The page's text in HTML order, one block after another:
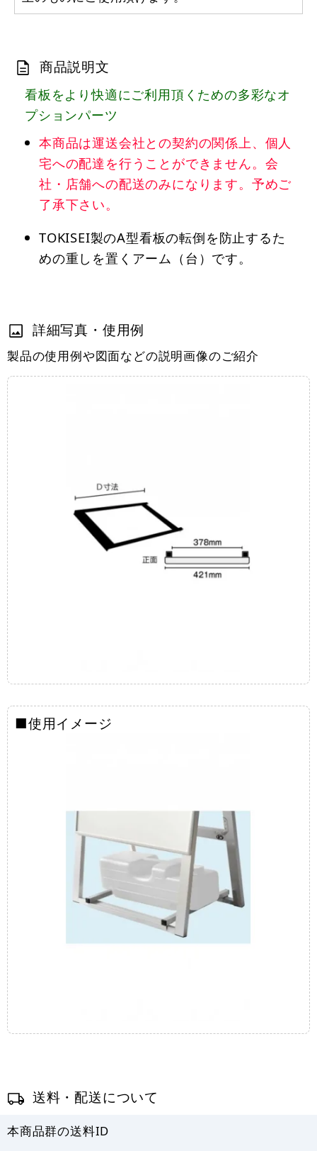
商品説明文
看板をより快適にご利用頂くための多彩なオ
プションパーツ
本商品は運送会社との契約の関係上、個人
宅への配達を行うことができません。会
社・店舗への配送のみになります。予めご
了承下さい。
TOKISEI製のA型看板の転倒を防止するた
めの重しを置くアーム（台）です。
詳細写真・使用例
製品の使用例や図面などの説明画像のご紹介
■使用イメージ
送料・配送について
本商品群の送料ID